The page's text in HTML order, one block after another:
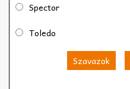
Spector
Toledo
Szavazok